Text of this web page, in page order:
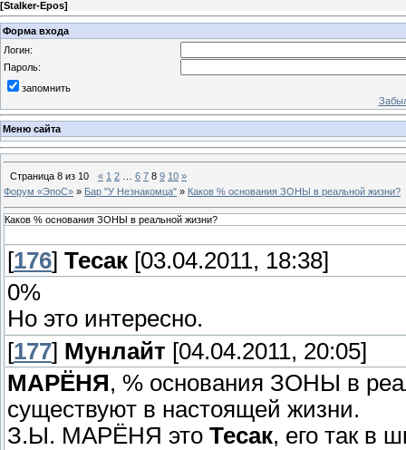
[Stalker-Epos]
Форма входа
Логин:
Пароль:
запомнить
Меню сайта
Страница 8 из 10 « 1 2 6 7 8 9 10 »
Форум «ЭпоС» » Бар "У Незнакомца" » Каков % основания ЗОНЫ в реальной жизни?
Каков % основания ЗОНЫ в реальной жизни?
[176] Тесак [03.04.2011, 18:38]
0%
Но это интересно.
[177] Мунлайт [04.04.2011, 20:05]
МАРЁНЯ, % основания ЗОНЫ в
существуют в настоящей жизни.
З.Ы. МАРЁНЯ это Тесак, его так в